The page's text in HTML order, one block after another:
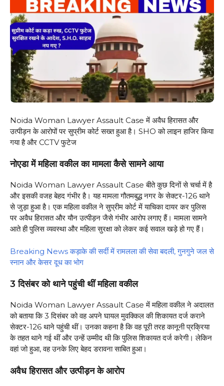
Noida Woman Lawyer Assault Case में अवैध हिरासत और
उत्पीड़न के आरोपों पर सुप्रीम कोर्ट सख्त हुआ है। SHO को लाइन हाजिर किया
गया है और CCTV फुटेज
नोएडा में महिला वकील का मामला कैसे सामने आया
Noida Woman Lawyer Assault Case बीते कुछ दिनों से चर्चा में है
और इसकी वजह बेहद गंभीर है। यह मामला गौतमबुद्ध नगर के सेक्टर-126 थाने
से जुड़ा हुआ है। एक महिला वकील ने सुप्रीम कोर्ट में याचिका दायर कर पुलिस
पर अवैध हिरासत और यौन उत्पीड़न जैसे गंभीर आरोप लगाए हैं। मामला सामने
आते ही पुलिस व्यवस्था और महिला सुरक्षा को लेकर कई सवाल खड़े हो गए हैं।
Breaking News कड़ाके की सर्दी में रामलला की सेवा बदली, गुनगुने जल से
स्नान और केसर दूध का भोग
3 दिसंबर को थाने पहुंची थीं महिला वकील
Noida Woman Lawyer Assault Case में महिला वकील ने अदालत
को बताया कि 3 दिसंबर को वह अपने घायल मुवक्किल की शिकायत दर्ज कराने
सेक्टर-126 थाने पहुंची थीं। उनका कहना है कि वह पूरी तरह कानूनी प्रक्रिया
के तहत थाने गई थीं और उन्हें उम्मीद थी कि पुलिस शिकायत दर्ज करेगी। लेकिन
वहां जो हुआ, वह उनके लिए बेहद डरावना साबित हुआ।
अवैध हिरासत और उत्पीड़न के आरोप